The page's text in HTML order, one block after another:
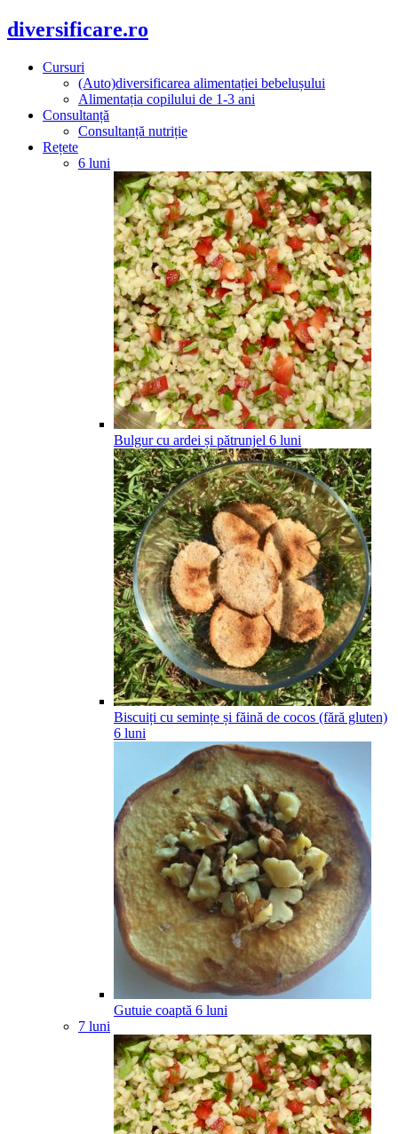
diversificare.ro
Cursuri
(Auto)diversificarea alimentației bebelușului
Alimentația copilului de 1-3 ani
Consultanță
Consultanță nutriție
Rețete
6 luni
Bulgur cu ardei și pătrunjel 6 luni
Biscuiți cu semințe și făină de cocos (fără gluten)
6 luni
Gutuie coaptă 6 luni
7 luni